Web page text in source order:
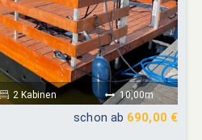
2 Kabinen 10,00m
schon ab 690,00 €